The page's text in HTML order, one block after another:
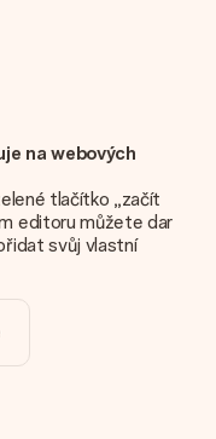
na webových
tlačítko „začít
editoru můžete dar
svůj vlastní